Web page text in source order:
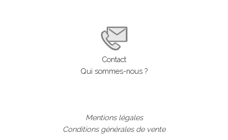
Contact
Qui sommes-nous ?
Mentions légales
Conditions générales de vente